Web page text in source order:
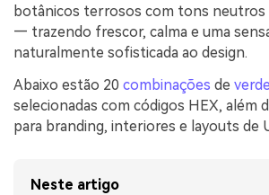
botânicos terrosos com tons neutros
— trazendo frescor, calma e uma
naturalmente sofisticada ao design.
Abaixo estão 20 combinações de verde
selecionadas com códigos HEX, além
para branding, interiores e layouts de
Neste artigo